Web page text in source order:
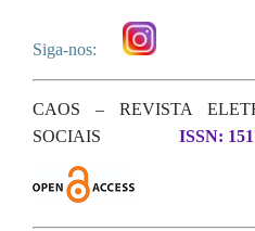
Siga-nos:
CAOS – REVISTA
SOCIAIS
ISSN: